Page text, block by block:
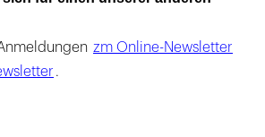
zm Online-Newsletter
.